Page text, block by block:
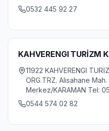
0532 445 92 27
KAHVERENGI TURİZM
11922 KAHVERENGI
ORG.TRZ. Alisahane
Merkez/KARAMAN Tel:
0544 574 02 82